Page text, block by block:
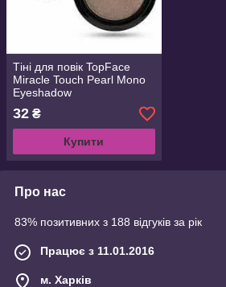
Тіні для повік TopFace
Miracle Touch Pearl Mono
Eyeshadow
32 ₴
Купити
Про нас
83% позитивних з 188 відгуків за рік
Працює з 11.01.2016
м. Харків